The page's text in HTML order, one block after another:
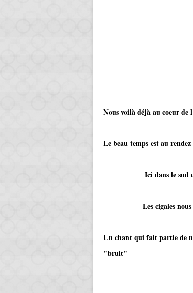
Nous voilà déjà au coeur de
Le beau temps est au
Ici dans le sud c'est
Les cigales nous
Un chant qui fait partie de
"bruit"
Mais